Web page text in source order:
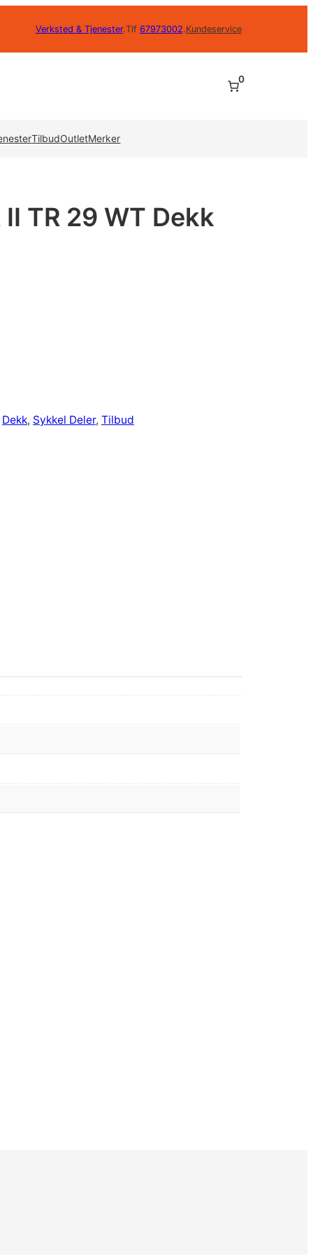
Verksted & Tjenester.Tlf 67973002.Kundeservice
0
TilbudOutletMerker
TR 29 WT Dekk
Dekk, Sykkel Deler, Tilbud